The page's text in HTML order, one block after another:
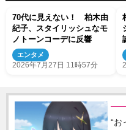
70代に見えない！ 柏木由
紀子、スタイリッシュなモ
ノトーンコーデに反響
エンタメ
2026年7月27日 11時57分
“お